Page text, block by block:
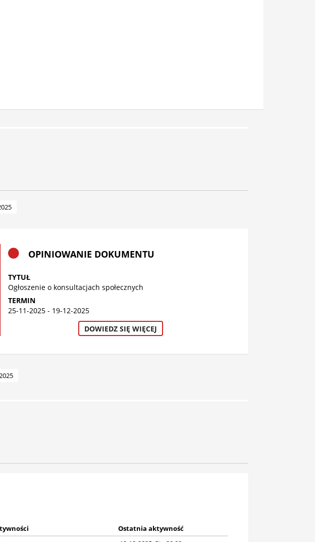
OPINIOWANIE DOKUMENTU
TYTUŁ
Ogłoszenie o konsultacjach społecznych
TERMIN
25-11-2025 - 19-12-2025
DOWIEDZ SIĘ WIĘCEJ
Ostatnia aktywność